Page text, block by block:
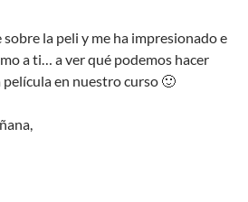
la peli y me ha impresionado e
a ti… a ver qué podemos hacer
en nuestro curso 🙂